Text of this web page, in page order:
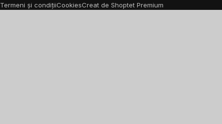
Termeni și condițiiCookiesCreat de Shoptet Premium